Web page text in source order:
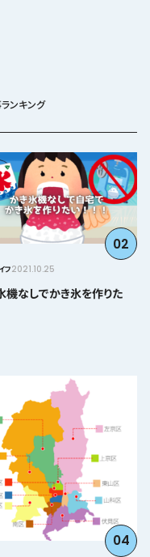
ンキング
02
フ2021.10.25
機なしでかき氷を作りた
04